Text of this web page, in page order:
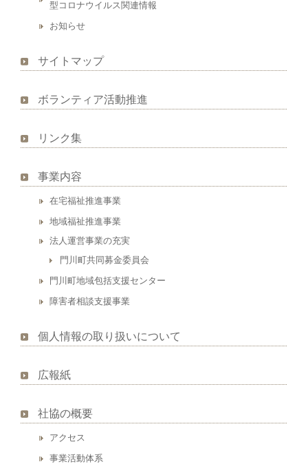
型コロナウイルス関連情報
お知らせ
サイトマップ
ボランティア活動推進
リンク集
事業内容
在宅福祉推進事業
地域福祉推進事業
法人運営事業の充実
門川町共同募金委員会
門川町地域包括支援センター
障害者相談支援事業
個人情報の取り扱いについて
広報紙
社協の概要
アクセス
事業活動体系